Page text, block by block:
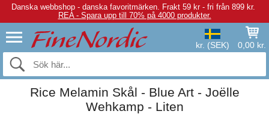
Danska webbshop - danska favoritmärken. Frakt 59 kr - fri från 899 kr.
REA - Spara upp till 70% på 4000 produkter.
kr. (SEK) 0,00 kr.
Rice Melamin Skål - Blue Art - Joëlle
Wehkamp - Liten